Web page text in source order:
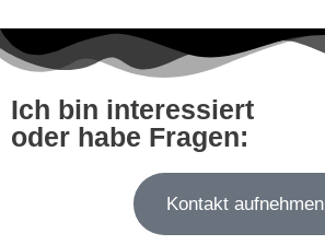
Ich bin interessiert
oder habe Fragen:
Kontakt aufnehmen